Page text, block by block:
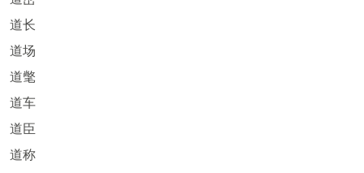
道长
道场
道氅
道车
道臣
道称